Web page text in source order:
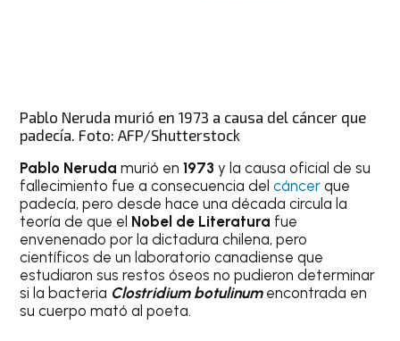
Pablo Neruda murió en 1973 a causa del cáncer que
padecía. Foto: AFP/Shutterstock
Pablo Neruda murió en1973 y la causa oficial de su
fallecimiento fue a consecuencia delcáncerque
padecía, pero desde hace una década circula la
teoría de que el Nobel de Literatura fue
envenenado por la dictadura chilena, pero
científicos de un laboratorio canadiense que
estudiaron sus restos óseos no pudieron determinar
si la bacteria Clostridium botulinumencontrada en
su cuerpo mató al poeta.